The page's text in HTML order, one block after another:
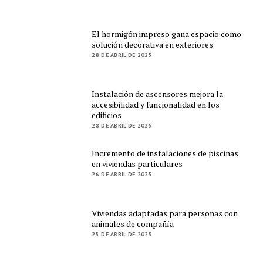
El hormigón impreso gana espacio como
solución decorativa en exteriores
28 DE ABRIL DE 2025
Instalación de ascensores mejora la
accesibilidad y funcionalidad en los
edificios
28 DE ABRIL DE 2025
Incremento de instalaciones de piscinas
en viviendas particulares
26 DE ABRIL DE 2025
Viviendas adaptadas para personas con
animales de compañía
25 DE ABRIL DE 2025